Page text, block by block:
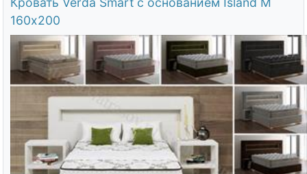
160х200